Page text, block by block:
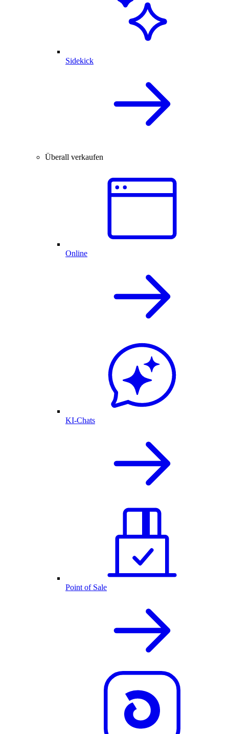
Sidekick
Überall verkaufen
Online
KI-Chats
Point of Sale